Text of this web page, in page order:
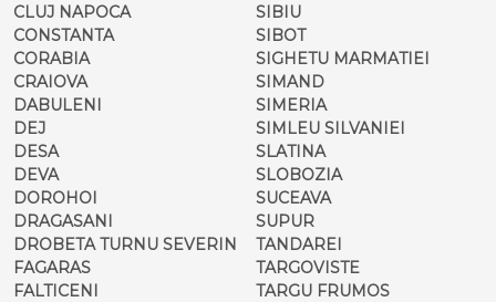
CLUJ NAPOCA
CONSTANTA
CORABIA
CRAIOVA
DABULENI
DEJ
DESA
DEVA
DOROHOI
DRAGASANI
DROBETA TURNU SEVERIN
FAGARAS
FALTICENI
SIBIU
SIBOT
SIGHETU MARMATIEI
SIMAND
SIMERIA
SIMLEU SILVANIEI
SLATINA
SLOBOZIA
SUCEAVA
SUPUR
TANDAREI
TARGOVISTE
TARGU FRUMOS